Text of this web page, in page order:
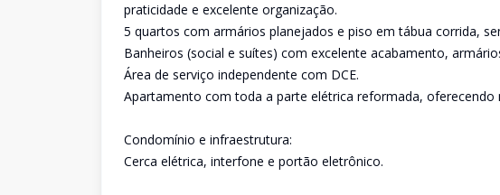
praticidade e excelente organização.
5 quartos com armários planejados e piso em tábua corrida,
Banheiros (social e suítes) com excelente acabamento,
Área de serviço independente com DCE.
Apartamento com toda a parte elétrica reformada, oferecendo
Condomínio e infraestrutura:
Cerca elétrica, interfone e portão eletrônico.